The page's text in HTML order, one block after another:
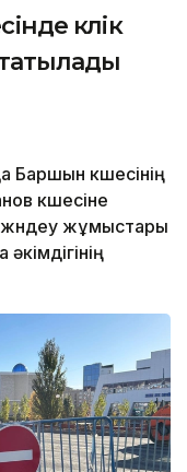
көлік
көшесінің
көшесіне
жөндеу жұмыстары